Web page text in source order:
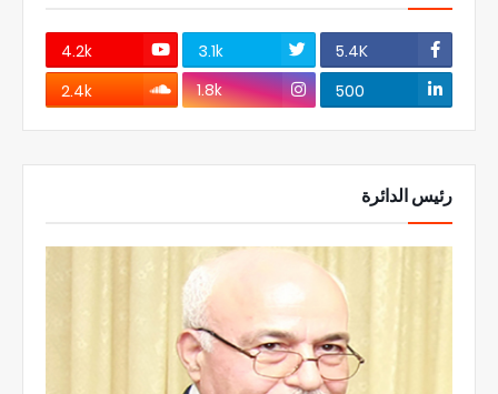
5.4K
3.1k
4.2k
500
1.8k
2.4k
رئيس الدائرة